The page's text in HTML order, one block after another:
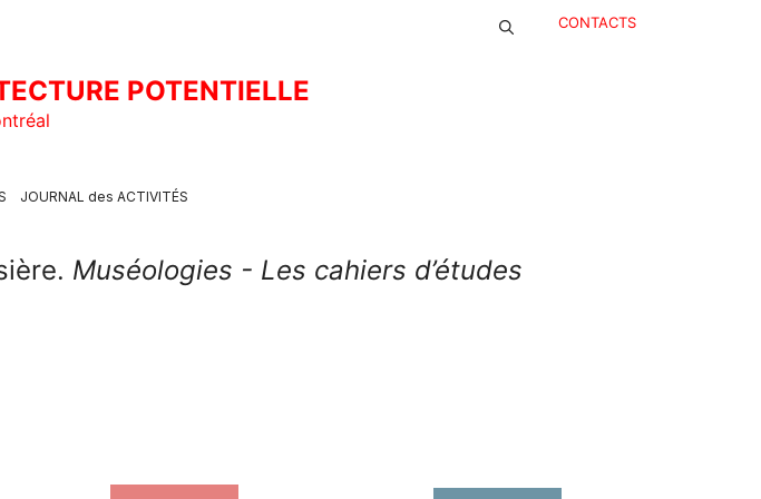
CONTACTS
POTENTIELLE
JOURNAL des ACTIVITÉS
Muséologies - Les cahiers d’études